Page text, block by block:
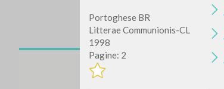
Portoghese BR
Litterae Communionis-CL
1998
Pagine: 2